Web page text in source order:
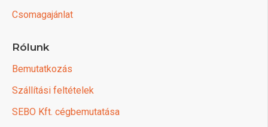
Csomagajánlat
Rólunk
Bemutatkozás
Szállítási feltételek
SEBO Kft. cégbemutatása